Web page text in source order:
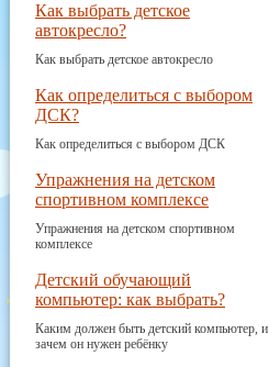
Как выбрать детское
автокресло?
Как выбрать детское автокресло
Как определиться с выбором
ДСК?
Как определиться с выбором ДСК
Упражнения на детском
спортивном комплексе
Упражнения на детском спортивном
комплексе
Детский обучающий
компьютер: как выбрать?
Каким должен быть детский компьютер, и
зачем он нужен ребёнку